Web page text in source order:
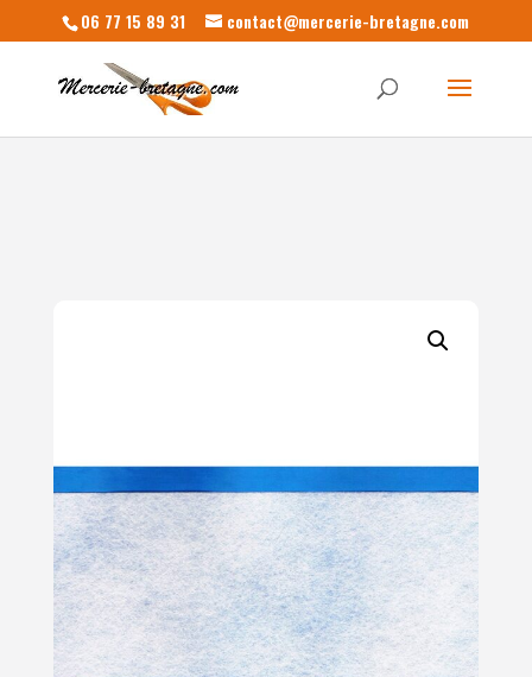
06 77 15 89 31 contact@mercerie-bretagne.com